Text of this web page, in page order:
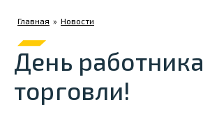
Главная » Новости
День работника
торговли!